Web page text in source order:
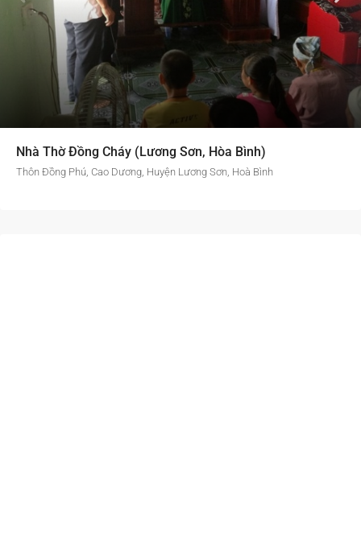
Nhà Thờ Đồng Cháy (Lương Sơn, Hòa Bình)
Thôn Đồng Phú, Cao Dương, Huyện Lương Sơn, Hoà Bình